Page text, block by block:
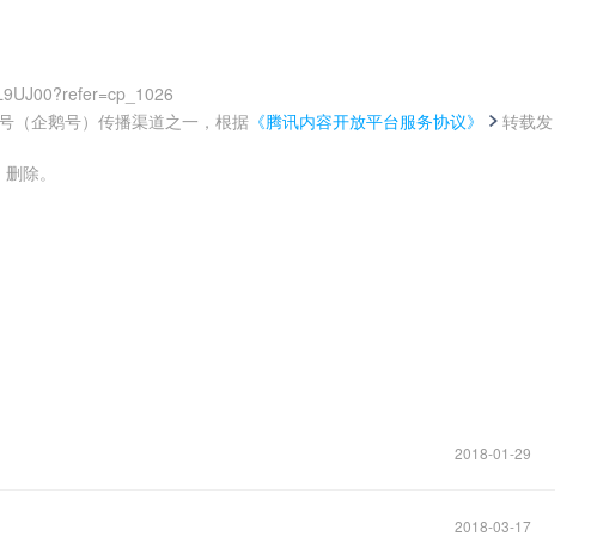
（企鹅号）传播渠道之一，根据 《腾讯内容开放平台服务协议》
转载发
除。
2018-01-29
2018-03-17